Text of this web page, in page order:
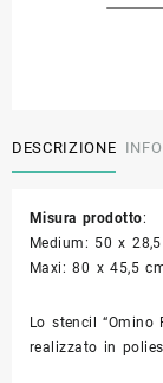
DESCRIZIONE
Misura prodotto:
Medium: 50 x
Maxi: 80 x 45,5
Lo stencil “Omino
realizzato in